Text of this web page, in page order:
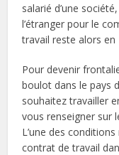
salarié d’une
l’étranger pour le
travail reste alors en
Pour devenir
boulot dans le pays
souhaitez travailler
vous renseigner sur
L’une des
contrat de travail